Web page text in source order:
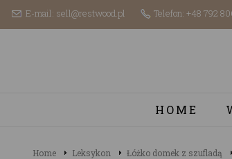
E-mail: sell@restwood.pl Telefon: +48 792
HOME
Home Leksykon Łóżko domek z szufladą